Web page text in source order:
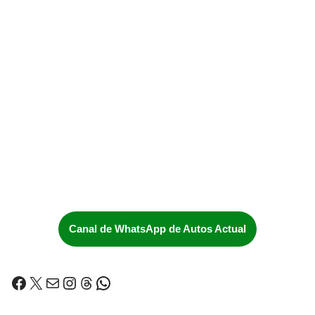
Canal de WhatsApp de Autos Actual